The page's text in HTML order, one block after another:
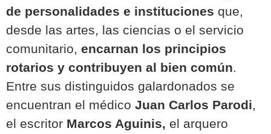
de personalidades e instituciones que,
desde las artes, las ciencias o el servicio
comunitario, encarnan los principios
rotarios y contribuyen al bien común.
Entre sus distinguidos galardonados se
encuentran el médico Juan Carlos Parodi,
el escritor Marcos Aguinis, el arquero